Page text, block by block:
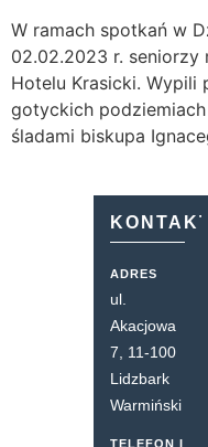
W ramach spotkań w
02.02.2023 r. seniorzy
Hotelu Krasicki.
gotyckich
śladami biskupa
KONTAKT
ADRES
ul.
Akacjowa
7, 11-100
Lidzbark
Warmiński
TELEFON I